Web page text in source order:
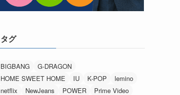
タグ
BIGBANG
G-DRAGON
HOME SWEET HOME
IU K-POP
lemino
netflix
NewJeans POWER
Prime Video